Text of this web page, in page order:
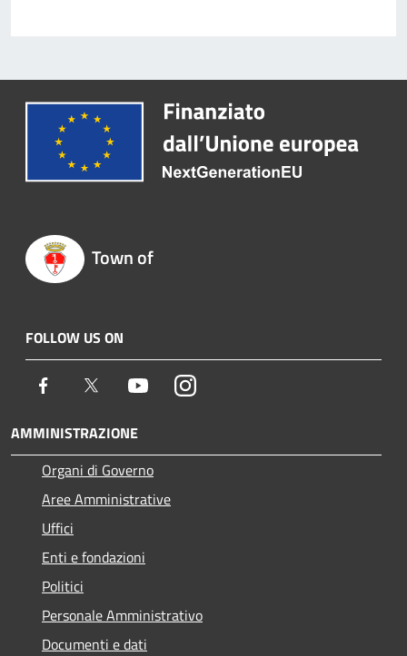
Town of
FOLLOW US ON
Facebook Twitter YoutubeInstagram
AMMINISTRAZIONE
Organi di Governo
Aree Amministrative
Uffici
Enti e fondazioni
Politici
Personale Amministrativo
Documenti e dati